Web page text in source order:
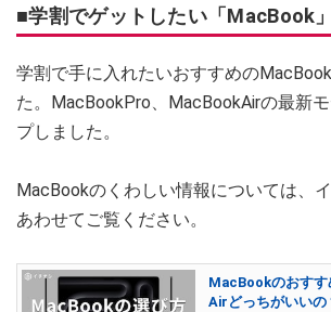
■学割でゲットしたい「MacBook
学割で手に入れたいおすすめの
た。MacBookPro、MacBookAirの最新
プしました。
MacBookのくわしい情報については、
あわせてご覧ください。
MacBookのおす
Airどっちがいいの